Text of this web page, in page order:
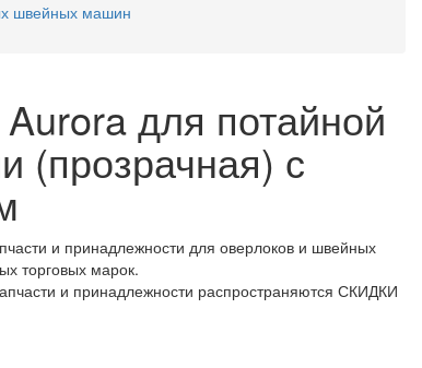
швейных машин
для потайной
(прозрачная) с
и принадлежности для оверлоков и швейных
торговых марок.
и принадлежности распространяются СКИДКИ